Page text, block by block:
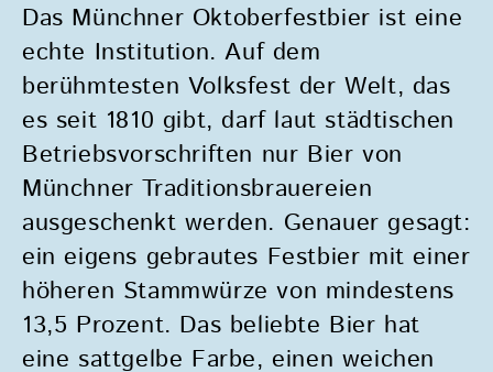
Das Münchner Oktoberfestbier ist eine
echte Institution. Auf dem
berühmtesten Volksfest der Welt, das
es seit 1810 gibt, darf laut städtischen
Betriebsvorschriften nur Bier von
Münchner Traditionsbrauereien
ausgeschenkt werden. Genauer gesagt:
ein eigens gebrautes Festbier mit einer
höheren Stammwürze von mindestens
13,5 Prozent. Das beliebte Bier hat
eine sattgelbe Farbe, einen weichen